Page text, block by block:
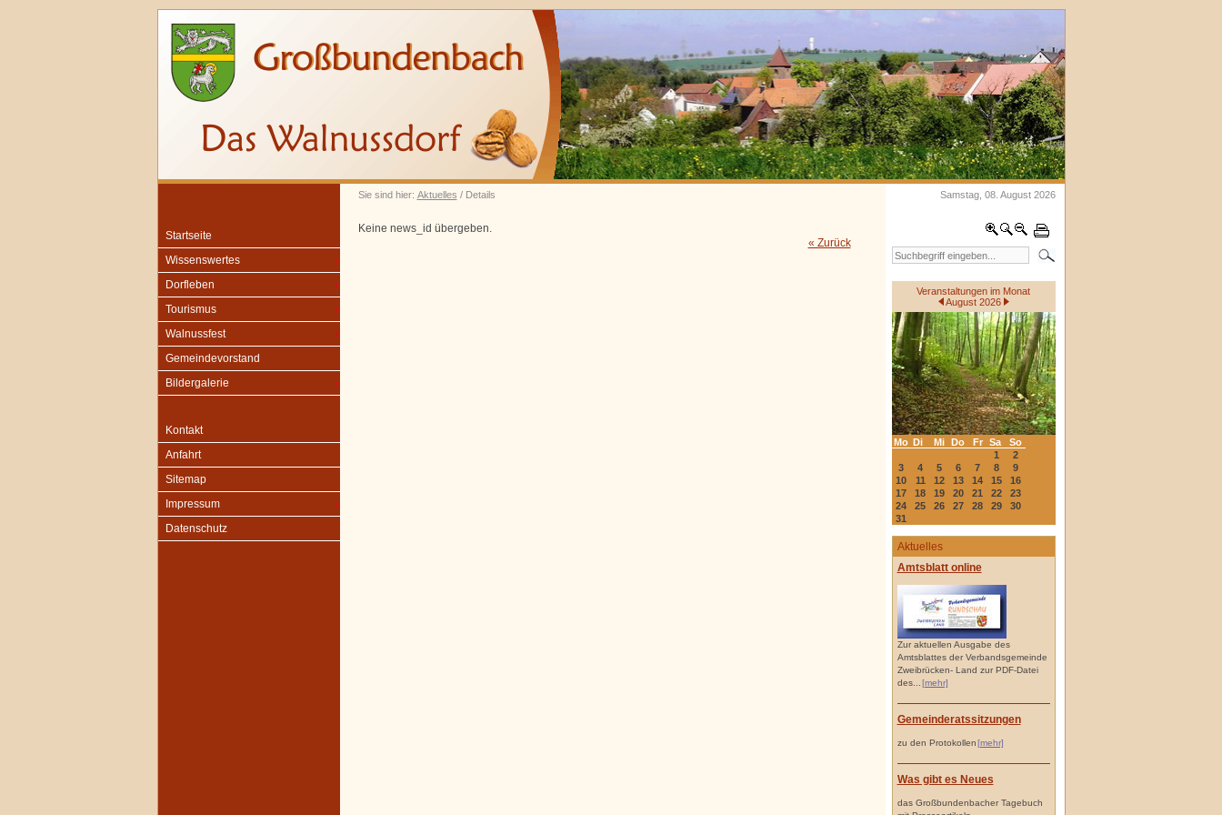
Sie sind hier: Aktuelles / Details Samstag, 08. August 2026
Startseite
Wissenswertes
Dorfleben
Tourismus
Walnussfest
Gemeindevorstand
Bildergalerie
Kontakt
Anfahrt
Sitemap
Impressum
Datenschutz
Veranstaltungen im Monat
August 2026
Mo Di Mi Do Fr Sa
So
1
2
3
4 5 6 7 8
9
10
11 12 13 14 15
16
17
18 19 20 21 22
23
24
25 26 27 28 29
30
31
Aktuelles
Amtsblatt online
Zur aktuellen Ausgabe des
Amtsblattes der Verbandsgemeinde
Zweibrücken- Land zur PDF-Datei
des...
[mehr]
Gemeinderatssitzungen
zu den Protokollen[mehr]
Was gibt es Neues
das Großbundenbacher Tagebuch
Keine news_id übergeben.
« Zurück